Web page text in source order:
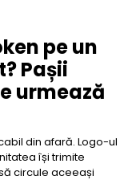
pe un
Pașii
urmează
din afară. Logo-ul
își trimite
circule aceeași